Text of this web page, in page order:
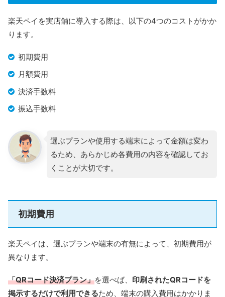
楽天ペイを実店舗に導入する際は、以下の4つのコストがかか
ります。
初期費用
月額費用
決済手数料
振込手数料
選ぶプランや使用する端末によって金額は変わ
るため、あらかじめ各費用の内容を確認してお
くことが大切です。
初期費用
楽天ペイは、選ぶプランや端末の有無によって、初期費用が
異なります。
「QRコード決済プラン」を選べば、 印刷されたQRコードを
掲示するだけで利用できるため、端末の購入費用はかかりま